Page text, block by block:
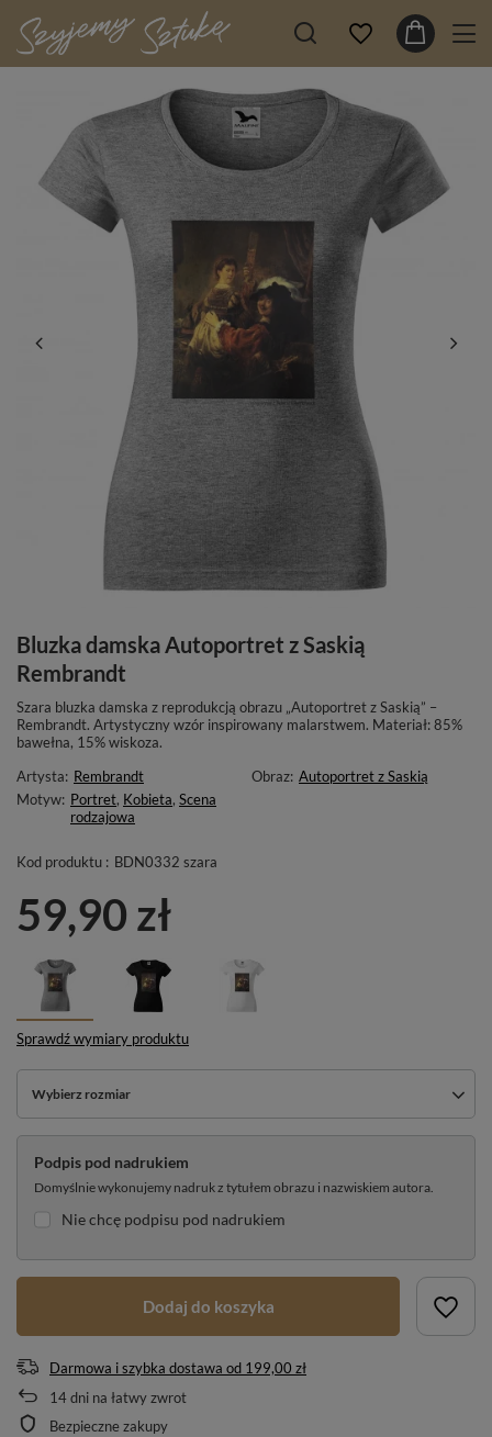
Bluzka damska Autoportret z Saskią
Rembrandt
Szara bluzka damska z reprodukcją obrazu „Autoportret z Saskią” –
Rembrandt. Artystyczny wzór inspirowany malarstwem. Materiał: 85%
bawełna, 15% wiskoza.
Artysta: Rembrandt Obraz: Autoportret z Saskią
Motyw: Portret, Kobieta, Scena
rodzajowa
Kod produktu : BDN0332 szara
59,90 zł
Sprawdź wymiary produktu
Wybierz rozmiar
Podpis pod nadrukiem
Domyślnie wykonujemy nadruk z tytułem obrazu i nazwiskiem autora.
Nie chcę podpisu pod nadrukiem
Dodaj do koszyka
Darmowa i szybka dostawa od 199,00 zł
14dni na łatwy zwrot
Bezpieczne zakupy